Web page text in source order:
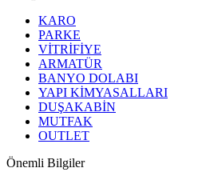
KARO
PARKE
VİTRİFİYE
ARMATÜR
BANYO DOLABI
YAPI KİMYASALLARI
DUŞAKABİN
MUTFAK
OUTLET
Önemli Bilgiler